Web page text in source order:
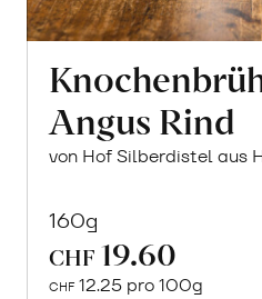
Angus Rind
von Hof Silberdistel aus
160g
CHF 19.60
CHF 12.25 pro 100g